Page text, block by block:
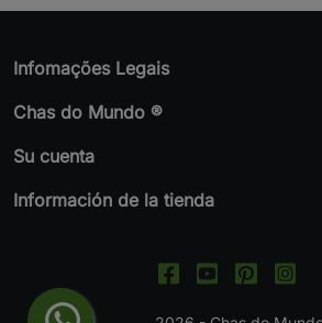
Infomações Legais
Chas do Mundo ®
Su cuenta
Información de la tienda